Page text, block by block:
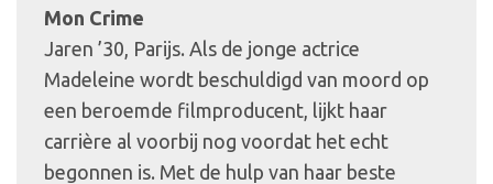
Mon Crime
Jaren ’30, Parijs. Als de jonge actrice
Madeleine wordt beschuldigd van moord op
een beroemde filmproducent, lijkt haar
carrière al voorbij nog voordat het echt
begonnen is. Met de hulp van haar beste